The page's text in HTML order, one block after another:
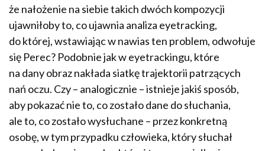
że nałożenie na siebie takich dwóch kompozycji
ujawniłoby to, co ujawnia analiza eyetracking,
do której, wstawiając w nawias ten problem, odwołuje
się Perec? Podobnie jak w eyetrackingu, które
na dany obraz nakłada siatkę trajektorii patrzących
nań oczu. Czy – analogicznie – istnieje jakiś sposób,
aby pokazać nie to, co zostało dane do słuchania,
ale to, co zostało wysłuchane – przez konkretną
osobę, w tym przypadku człowieka, który słuchał